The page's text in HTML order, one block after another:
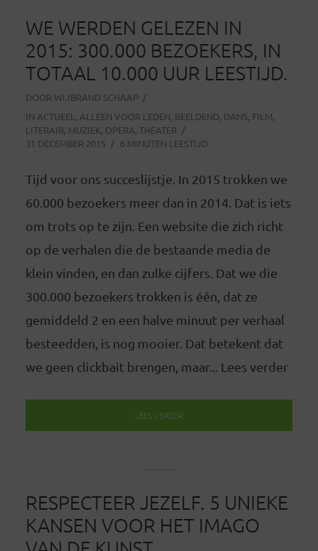
WE WERDEN GELEZEN IN
2015: 300.000 BEZOEKERS, IN
TOTAAL 10.000 UUR LEESTIJD.
DOOR WIJBRAND SCHAAP
IN ACTUEEL , ALLEEN VOOR LEDEN, BEELDEND, DANS, FILM,
LITERAIR, MUZIEK, OPERA, THEATER
31 DECEMBER 2015
6 MINUTEN LEESTIJD
Tijd voor ons succeslijstje. In 2015 trokken we
60.000 bezoekers meer dan in 2014. Dat is iets
om trots op te zijn. Een website die zich richt
op de verhalen die de bestaande media de
klein vinden, en dan zulke cijfers. Dat we die
300.000 bezoekers trokken is één, dat ze
gemiddeld 2 en een halve minuut per verhaal
besteedden, is nog mooier. Dat betekent dat
we geen clickbait brengen, maar... Lees verder
LEES VERDER
RESPECTEER JEZELF. 5 UNIEKE
KANSEN VOOR HET IMAGO